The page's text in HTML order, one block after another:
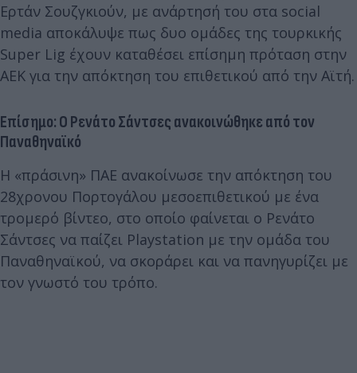
Ερτάν Σουζγκιούν, με ανάρτησή του στα social
media αποκάλυψε πως δυο ομάδες της τουρκικής
Super Lig έχουν καταθέσει επίσημη πρόταση στην
ΑΕΚ για την απόκτηση του επιθετικού από την Αϊτή.
Επίσημο: Ο Ρενάτο Σάντσες ανακοινώθηκε από τον
Παναθηναϊκό
Η «πράσινη» ΠΑΕ ανακοίνωσε την απόκτηση του
28χρονου Πορτογάλου μεσοεπιθετικού με ένα
τρομερό βίντεο, στο οποίο φαίνεται ο Ρενάτο
Σάντσες να παίζει Playstation με την ομάδα του
Παναθηναϊκού, να σκοράρει και να πανηγυρίζει με
τον γνωστό του τρόπο.